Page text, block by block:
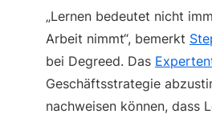
„Lernen bedeutet nicht
Arbeit nimmt“, bemerkt
bei Degreed. Das
Geschäftsstrategie
nachweisen können, dass